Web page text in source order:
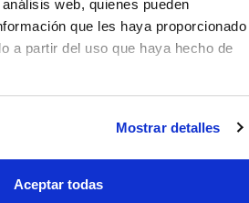
web, quienes pueden
que les haya proporcionado
a partir del uso que haya hecho de
Mostrar detalles
Aceptar todas